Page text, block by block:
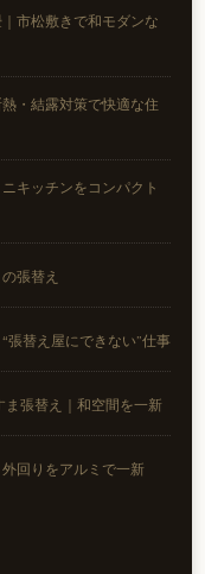
市松敷きで和モダンな
・結露対策で快適な住
キッチンをコンパクト
張替え
張替え屋にできない”仕事
張替え｜和空間を一新
回りをアルミで一新